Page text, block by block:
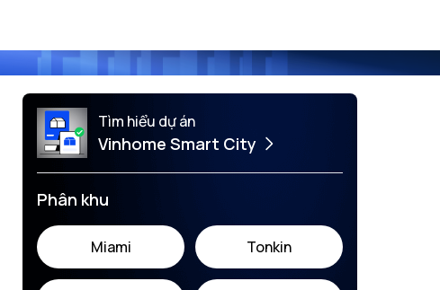
Tìm hiểu dự án
Vinhome Smart City
Phân khu
Miami Tonkin